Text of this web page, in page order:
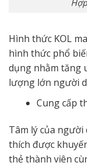
Hình thức KOL
hình thức phổ
dụng nhằm tăng
lượng lớn người
Cung cấp
Tâm lý của
thích được
thẻ thành viên